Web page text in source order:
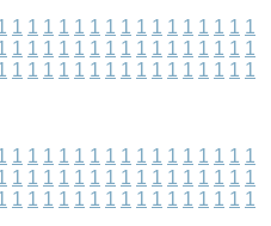
1 1 1 1 1 1 1 1 1 1 1 1 1 1 1 1
1 1 1 1 1 1 1 1 1 1 1 1 1 1 1 1
1 1 1 1 1 1 1 1 1 1 1 1 1 1 1 1
1 1 1 1 1 1 1 1 1 1 1 1 1 1 1 1
1 1 1 1 1 1 1 1 1 1 1 1 1 1 1 1
1 1 1 1 1 1 1 1 1 1 1 1 1 1 1 1